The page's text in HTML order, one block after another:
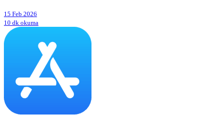
15 Feb 2026
10 dk okuma